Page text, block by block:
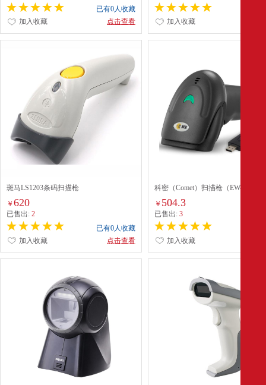
已有0人收藏
点击查看
加入收藏 加入收藏
斑马LS1203条码扫描枪
￥ 620
已售出: 2
已有0人收藏
点击查看
加入收藏
科密（Comet）扫描枪（EW-7300）
￥ 504.3
已售出:3
加入收藏